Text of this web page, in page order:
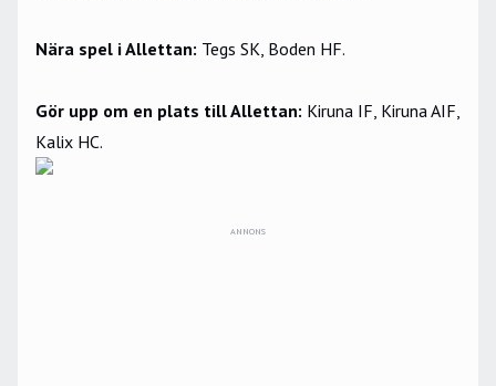
Nära spel i Allettan: Tegs SK, Boden HF.
Gör upp om en plats till Allettan: Kiruna IF, Kiruna AIF,
Kalix HC.
ANNONS